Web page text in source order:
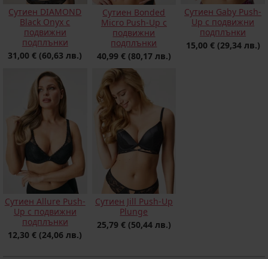
Сутиен DIAMOND
Black Onyx с
подвижни
подплънки
31,00 € (60,63 лв.)
Сутиен Bonded
Micro Push-Up с
подвижни
подплънки
40,99 € (80,17 лв.)
Сутиен Gaby Push-
Up с подвижни
подплънки
15,00 € (29,34 лв.)
Сутиен Allure Push-
Up с подвижни
подплънки
12,30 € (24,06 лв.)
Сутиен Jill Push-Up
Plunge
25,79 € (50,44 лв.)